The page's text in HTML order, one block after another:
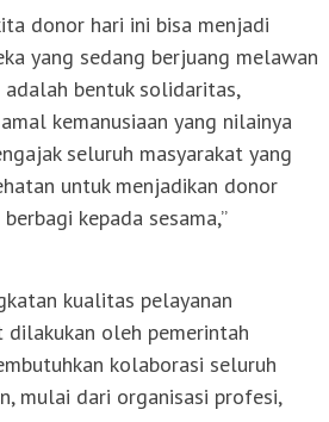
donor hari ini bisa menjadi
yang sedang berjuang melawan
adalah bentuk solidaritas,
kemanusiaan yang nilainya
seluruh masyarakat yang
untuk menjadikan donor
kepada sesama,”
kualitas pelayanan
dilakukan oleh pemerintah
kolaborasi seluruh
mulai dari organisasi profesi,